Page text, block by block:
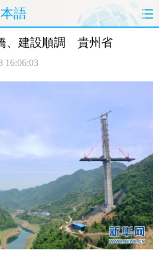
語
政治 経済
、建設順調 貴州省
16:06:03